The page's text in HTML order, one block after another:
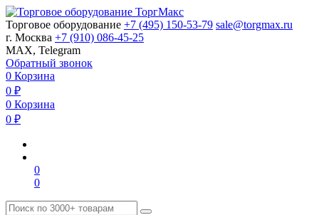
Торговое оборудование +7 (495) 150-53-79 sale@torgmax.ru
г. Москва +7 (910) 086-45-25
MAX, Telegram
Обратный звонок
0 Корзина
0 ₽
0 Корзина
0 ₽
0
0